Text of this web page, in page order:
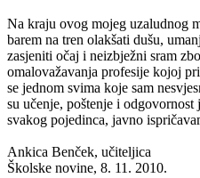
Na kraju ovog mojeg uzaludnog
barem na tren olakšati dušu,
zasjeniti očaj i neizbježni sram
omalovažavanja profesije kojoj
se jednom svima koje sam
su učenje, poštenje i
svakog pojedinca, javno
Ankica Benček, učiteljica
Školske novine, 8. 11. 2010.